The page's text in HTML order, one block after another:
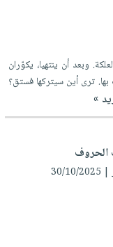
وبعد أن ينتهيا، يكوّران
بها. ترى أين سيتركها فستق؟
»